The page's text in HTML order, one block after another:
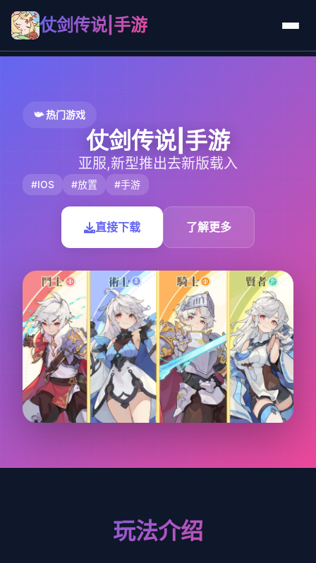
仗剑传说|手游
📯 热门游戏
仗剑传说|手游
亚服,新型推出去新版载入
#IOS #放置 #手游
直接下载 了解更多
玩法介绍